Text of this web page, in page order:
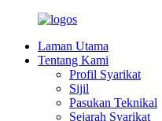
Laman Utama
Tentang Kami
Profil Syarikat
Sijil
Pasukan Teknikal
Sejarah Syarikat